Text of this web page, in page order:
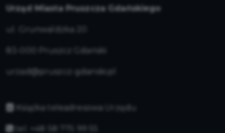
Urząd Miasta Pruszcza Gdańskiego
ul. Grunwaldzka 20
83-000 Pruszcz Gdański
urzad@pruszcz-gdanski.pl
Książka teleadresowa Urzędu
tel. +48 58 775 99 55